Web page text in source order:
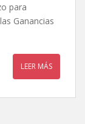
para
Ganancias
LEER MÁS